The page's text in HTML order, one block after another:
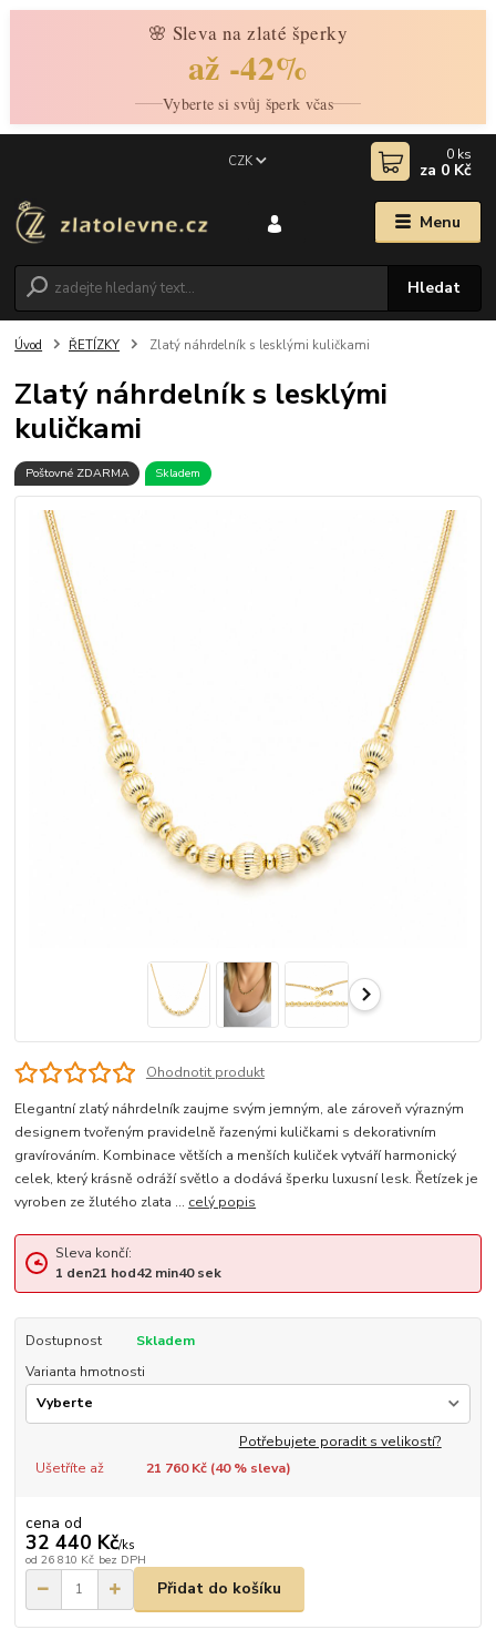
🌸 Sleva na zlaté šperky
až -42%
Vyberte si svůj šperk včas
Menu
CZK
Hledat
0 ks
za 0 Kč
Úvod ŘETÍZKY Zlatý náhrdelník s lesklými kuličkami
Zlatý náhrdelník s lesklými
kuličkami
Poštovné ZDARMA Skladem
Ohodnotit produkt
Elegantní zlatý náhrdelník zaujme svým jemným, ale zároveň výrazným
designem tvořeným pravidelně řazenými kuličkami s dekorativním
gravírováním. Kombinace větších a menších kuliček vytváří harmonický
celek, který krásně odráží světlo a dodává šperku luxusní lesk. Řetízek je
vyroben ze žlutého zlata ... celý popis
Sleva končí:
1 den21 hod42min39sek
Dostupnost
Skladem
Varianta hmotnosti
Potřebujete poradit s velikostí?
Ušetříte až
21 760 Kč (40% sleva)
cena od
32 440 Kč/ks
od 26 810 Kč bez DPH
Přidat do košíku